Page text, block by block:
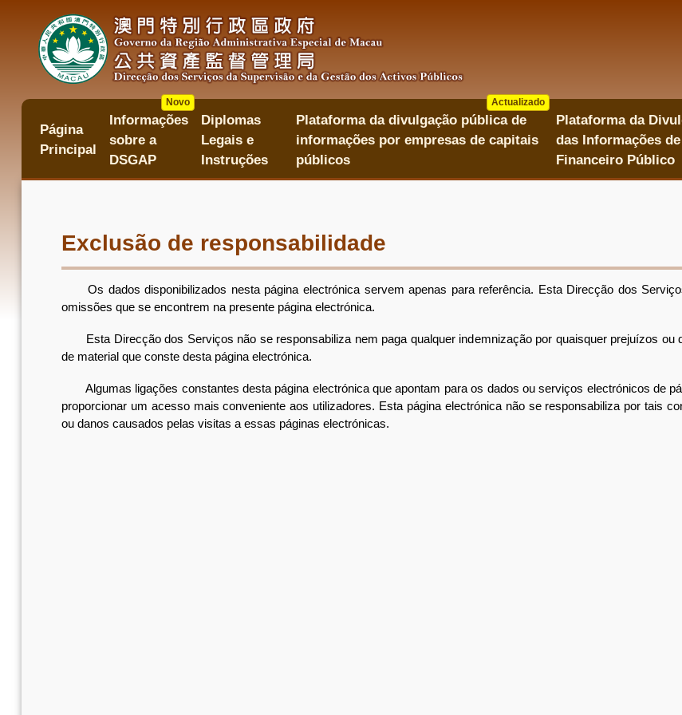
conteúdo
Página
Principal
Informações
sobre a
DSGAP
Novo
Diplomas
Legais e
Instruções
Plataforma da divulgação pública de
informações por empresas de capitais
públicos
Actualizado
Plataforma da
das Informações
Financeiro Público
Exclusão de responsabilidade
Os dados disponibilizados nesta página electrónica servem apenas para referência. Esta Direcção dos
omissões que se encontrem na presente página electrónica.
Esta Direcção dos Serviços não se responsabiliza nem paga qualquer indemnização por quaisquer prejuízos ou
de material que conste desta página electrónica.
Algumas ligações constantes desta página electrónica que apontam para os dados ou serviços electrónicos de
proporcionar um acesso mais conveniente aos utilizadores. Esta página electrónica não se responsabiliza por tais
ou danos causados pelas visitas a essas páginas electrónicas.